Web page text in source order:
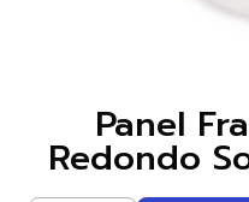
Panel
Redondo